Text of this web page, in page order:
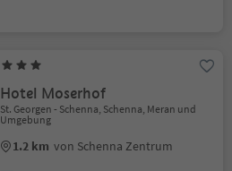
Hotel Moserhof
St. Georgen - Schenna, Schenna, Meran und
Umgebung
1.2 km von Schenna Zentrum